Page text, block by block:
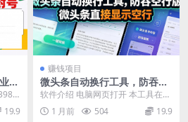
不
年
19.9
赚钱项目
微头条自动换行工具，防吞空
行版，微头条直接显示空行
软件介绍 电脑网页打开 本工具在每
个空行位置加入了“零宽空格”技术，
微头条无法压...
1 月前 504 19.9